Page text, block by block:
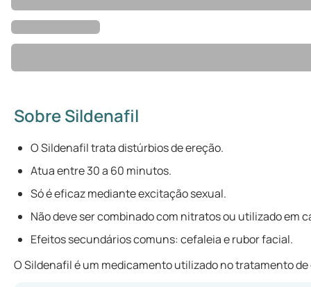
Sobre Sildenafil
O Sildenafil trata distúrbios de ereção.
Atua entre 30 a 60 minutos.
Só é eficaz mediante excitação sexual.
Não deve ser combinado com nitratos ou utilizado em
Efeitos secundários comuns: cefaleia e rubor facial.
O Sildenafil é um medicamento utilizado no tratamento